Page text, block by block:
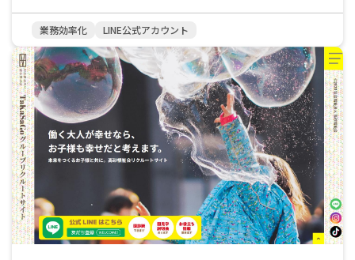
認や、イベント後のアンケートのお願いまでがすべてLINE
上で自動的に完結する仕組みが構築されました。 この事務
作業の究極の効率化は、先生方がイベント当日、参加者で
あるお子さんや保護者さんとの関わりに集中できるとい
う、最も重要なメリットを生み出しています。 まとめ 樋
口園長先生は、新しいことに前向きに取り組む原動力とし
て、「地域の方に園の活動を知ってもらいたい」「発信し
なければ伝わらない」という強い信念を挙げられていま
す。そして、「職員の負担にならないものであれば、積極
的に取り組んでいきたい」という姿勢を貫かれています。
LINE公式アカウントの導入は、その信念を実現するための
「継続できる仕組み」を提供しました。 LINEの強み： 誰
もが使い慣れており、24時間いつでもアクセスできる手軽
さ業務効率化： 手動だった名簿作成やメール送信がゼロに
面を撮りたいから、撮れるまで何時間でもかける」といっ
た熱意が、結果的に現場の保育士さんたちを疲弊させてし
まうのです。 保育現場は、休憩を交代で回したり、お子さ
んの体調や機嫌に合わせたりと、常に流動的です。その中
で「できる範囲内で」協力してもらうという配慮がなけれ
ば、「もう取材は受けたくない」と、現場が心を閉ざして
しまいます。 私たちが保育現場の「空気感」を深く理解し
ているからこそ、園の先生方も安心して協力してくださ
り、求職者の方の心に響く、自然で温かいコンテンツが生
まれるのです。 「自動化」と「人間らしい対話」の両立と
いう課題 採用LINEは、自動化による業務効率化が大きな魅
力です。しかし、そこには常に追求すべき課題もありま
す。 株式会社プロケア（ちゃいれっく保育園）様では、自
間内に電話をかけなければならないという不便さがありま
した。 園側も、電話対応や手作業での名簿作成に多くの手
間と時間を要していました。こうしたアナログな業務が、
先生方の負担を増やす要因となっていたのです。 劇的な業
務効率化と満足度の向上 LINE公式アカウントの導入後、園
の業務は劇的に変化しました。 イベントの告知はLINEで行
うため、保護者さんは手元のスマートフォンでいつでも情
報を確認でき、そのまま申し込みまでLINE一つで完結でき
ます。これにより、保護者さんにとっては、電話が繋がる
時間を気にする必要がなくなり、24時間いつでも思い立っ
た時に手続きができるようになりました。 園側も、これま
で手作業で行っていた名簿作成が自動化されたことで、事
務作業に費やしていた時間を大幅に削減できました。その
結果、本来注力したい保育業務や、より魅力的なイベント
業務効率化 LINE公式アカウント